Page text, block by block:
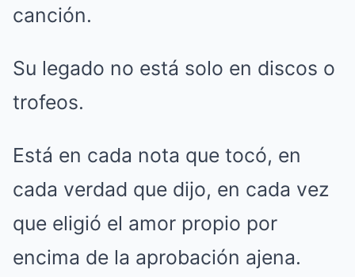
canción.
Su legado no está solo en discos o
trofeos.
Está en cada nota que tocó, en
cada verdad que dijo, en cada vez
que eligió el amor propio por
encima de la aprobación ajena.